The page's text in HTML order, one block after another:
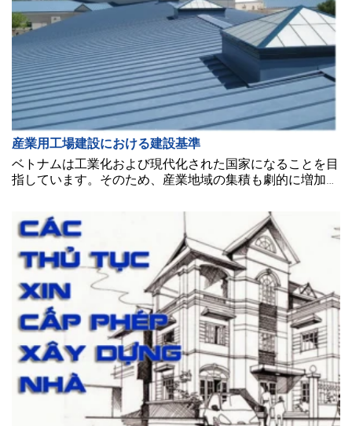
産業用工場建設における建設基準
ベトナムは工業化および現代化された国家になることを目
指しています。そのため、産業地域の集積も劇的に増加し